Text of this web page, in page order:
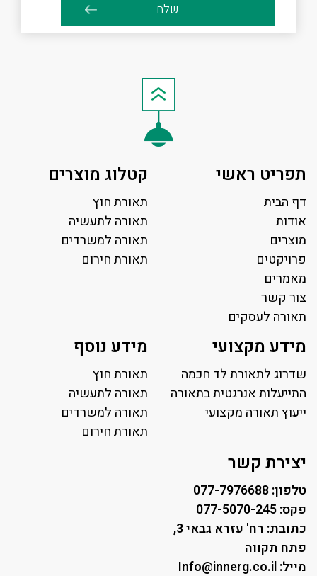
תפריט ראשי
דף הבית
אודות
מוצרים
פרויקטים
מאמרים
צור קשר
תאורה לעסקים
פאנל לד
פרופיל תאורה
תאורה לאולמות ספורט
תאורה למגרשי טניס
קטלוג מוצרים
תאורת חוץ
תאורה לתעשיה
תאורה למשרדים
תאורת חירום
מידע מקצועי
שדרוג לתאורת לד חכמה
התייעלות אנרגטית בתאורה
ייעוץ תאורה מקצועי
מידע נוסף
תאורת חוץ
תאורה לתעשיה
תאורה למשרדים
תאורת חירום
יצירת קשר
טלפון: 077-7976688
פקס: 077-5070-245
כתובת: רח' עזרא גבאי 3,
פתח תקווה
מייל: Info@innerg.co.il